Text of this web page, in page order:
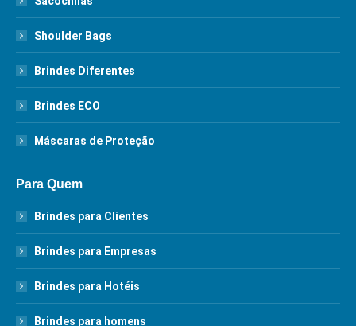
Shoulder Bags
Brindes Diferentes
Brindes ECO
Máscaras de Proteção
Para Quem
Brindes para Clientes
Brindes para Empresas
Brindes para Hotéis
Brindes para homens